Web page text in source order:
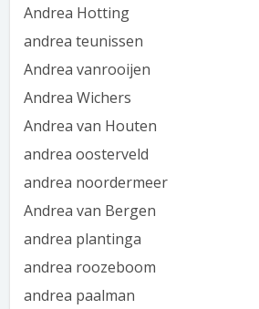
Andrea Hotting
andrea teunissen
Andrea vanrooijen
Andrea Wichers
Andrea van Houten
andrea oosterveld
andrea noordermeer
Andrea van Bergen
andrea plantinga
andrea roozeboom
andrea paalman